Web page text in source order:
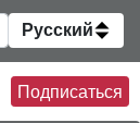
Русский
Подписаться